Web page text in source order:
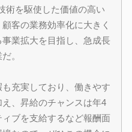
術を駆使した価値の高い
客の業務効率化に大きく
業拡大を目指し、急成長
。
充実しており、働きやす
、昇給のチャンスは年4
ブを支給するなど報酬面